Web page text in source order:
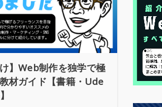
け】Web制作を独学で極
材ガイド【書籍・Ude